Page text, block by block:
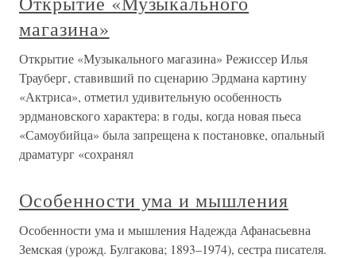
магазина»
Открытие «Музыкального магазина» Режиссер Илья
Трауберг, ставивший по сценарию Эрдмана картину
«Актриса», отметил удивительную особенность
эрдмановского характера: в годы, когда новая пьеса
«Самоубийца» была запрещена к постановке, опальный
драматург «сохранял
Особенности ума и мышления
Особенности ума и мышления Надежда Афанасьевна
Земская (урожд. Булгакова; 1893–1974), сестра писателя.